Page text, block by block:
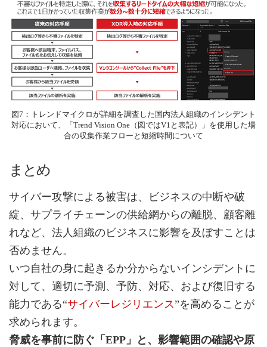
図7：トレンドマイクロが詳細を調査した国内法人組織のインシデント
対応において、「Trend Vision One（図ではV1と表記）」を使用した場
合の収集作業フローと短縮時間について
まとめ
サイバー攻撃による被害は、ビジネスの中断や破
綻、サプライチェーンの供給網からの離脱、顧客離
れなど、法人組織のビジネスに影響を及ぼすことは
否めません。
いつ自社の身に起きるか分からないインシデントに
対して、適切に予測、予防、対応、および復旧する
能力である“サイバーレジリエンス”を高めることが
求められます。
脅威を事前に防ぐ「EPP」と、影響範囲の確認や原